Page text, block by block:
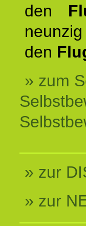
den
den
» zum
» zur
» zur